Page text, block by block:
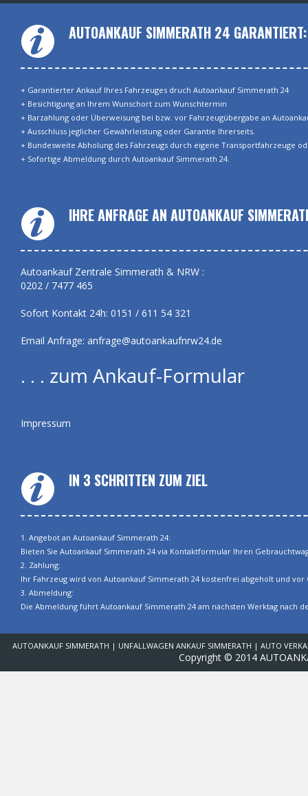
AUTOANKAUF SIMMERATH 24 GARANTIERT:
+ Garantierter Ankauf Ihres Fahrzeuges druch Autoankauf Simmerath 24
+ Besichtigung an Ihrem Wunschort zum Wunschtermin
+ Barzahlung oder Überweisung bei bzw. vor Fahrzeugübergabe an
+ Ausschluss jeglicher Gewährleistung oder Garantie Ihrerseits.
+ Bundesweite Abholung des Fahrzeugs durch eigene Transportfahrzeuge
+ Sofortige Abmeldung durch Autoankauf Simmerath 24.
IHRE ANFRAGE AN AUTOANKAUF
Autoankauf Zentrale Simmerath & NRW :
0202 / 7477 465
Sofort Kontakt 24h: 0151 / 611 54 321
Email Anfrage: anfrage@autoankaufnrw24.de
. . . zum Ankauf-Formular
Impressum
IN 3 SCHRITTEN ZUM ZIEL
1. Angebot an Autoankauf Simmerath 24:
Bieten Sie Autoankauf Simmerath 24 via Kontaktformular Ihren
2. Zahlung:
Ihr Fahrzeug wird von Autoankauf Simmerath 24 kostenfrei abgeholt und vor
3. Abmeldung:
Die Abmeldung führt Autoankauf Simmerath 24 am nächsten Werktag nach
AUTOANKAUF SIMMERATH | UNFALLWAGEN ANKAUF SIMMERATH | AUTO
Copyright © 2014